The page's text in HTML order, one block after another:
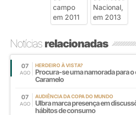
Notíciasrelacionadas
07
AGO
HERDEIRO À VISTA?
Procura-se uma namorada para o
Caramelo
07
AGO
AUDIÊNCIA DA COPA DO MUNDO
Ulbra marca presença em
hábitos de consumo